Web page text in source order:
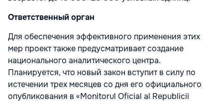
Ответственный орган
Для обеспечения эффективного применения этих
мер проект также предусматривает создание
национального аналитического центра.
Планируется, что новый закон вступит в силу по
истечении трех месяцев со дня его официального
опубликования в «Monitorul Oficial al Republicii